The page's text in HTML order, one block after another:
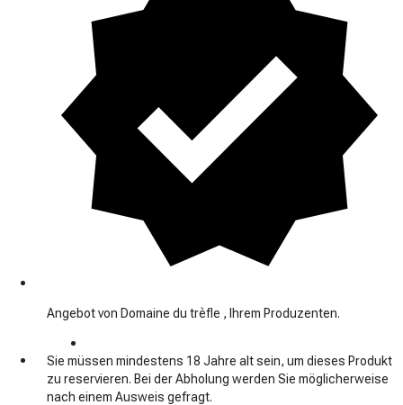
Angebot von Domaine du trèfle , Ihrem Produzenten.
Sie müssen mindestens 18 Jahre alt sein, um dieses Produkt
zu reservieren. Bei der Abholung werden Sie möglicherweise
nach einem Ausweis gefragt.